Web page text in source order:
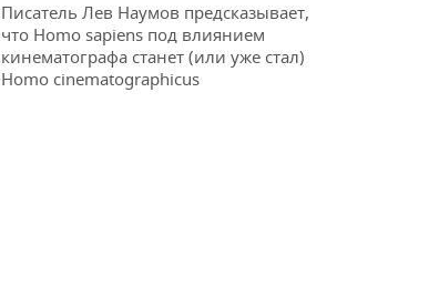
Писатель Лев Наумов предсказывает,
что Homo sapiens под влиянием
кинематографа станет (или уже стал)
Homo cinematographicus